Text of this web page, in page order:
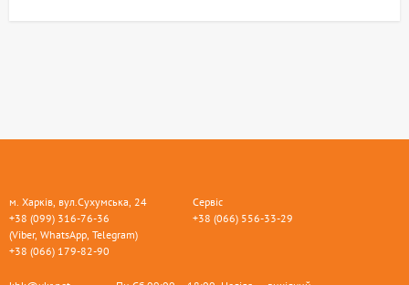
м. Харків, вул.Сухумська, 24
+38 (099) 316-76-36
(Viber, WhatsApp, Telegram)
+38 (066) 179-82-90
Сервіс
+38 (066) 556-33-29